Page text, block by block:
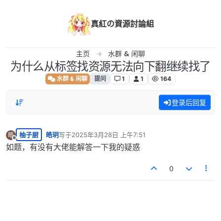
真紅の資源討論組
主页 水群 & 闲聊
为什么从标签找资源无法向下翻继续找了
水群 & 闲聊 提问 1 1 164
登录后回复
皓
离线
柚子厨 皓玥写于2025年3月28日 上午7:51
最后由 编辑
如题，有没有大佬能解答一下我的疑惑
0